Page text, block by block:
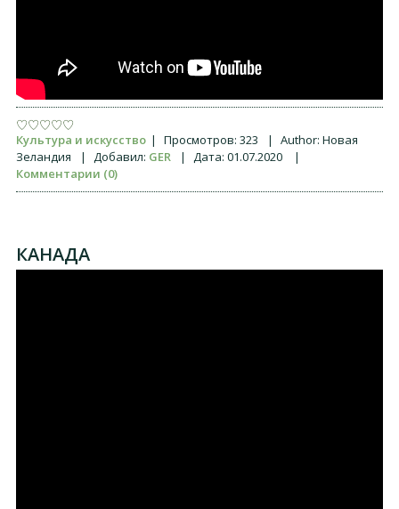
Культура и искусство | Просмотров: 323 | Author: Новая
Зеландия
| Добавил: GER | Дата: 01.07.2020
|
Комментарии (0)
КАНАДА